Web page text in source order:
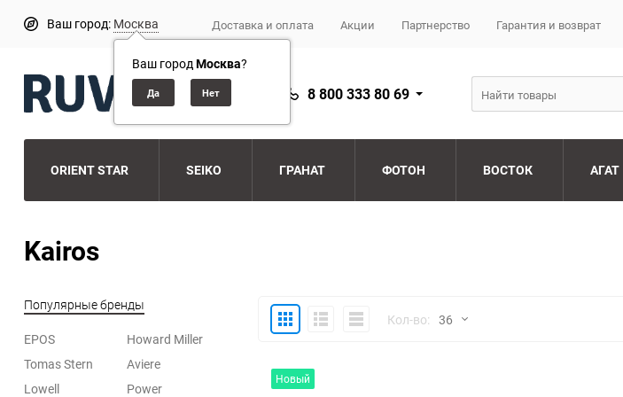
Ваш город: Москва
Ваш городМосква?
Доставка и оплата Акции Партнерство Гарантия и возврат
8 800 333 80 69
ORIENT STAR SEIKO ГРАНАТ ФОТОН ВОСТОК АГАТ
Kairos
Популярные бренды
EPOS
Howard Miller
Tomas Stern
Aviere
Lowell
Power
ПлиткаПодробноКомпактноКол-во: 36
Новый